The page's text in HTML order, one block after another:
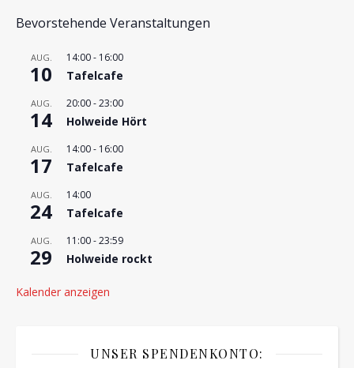
Bevorstehende Veranstaltungen
AUG.
10
14:00- 16:00
Tafelcafe
AUG.
14
20:00-23:00
Holweide Hört
AUG.
17
14:00- 16:00
Tafelcafe
AUG.
24
14:00
Tafelcafe
AUG.
29
11:00-23:59
Holweide rockt
Kalender anzeigen
UNSER SPENDENKONTO: